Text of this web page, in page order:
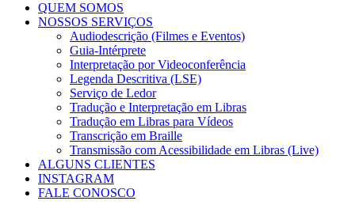
QUEM SOMOS
NOSSOS SERVIÇOS
Audiodescrição (Filmes e Eventos)
Guia-Intérprete
Interpretação por Videoconferência
Legenda Descritiva (LSE)
Serviço de Ledor
Tradução e Interpretação em Libras
Tradução em Libras para Vídeos
Transcrição em Braille
Transmissão com Acessibilidade em Libras (Live)
ALGUNS CLIENTES
INSTAGRAM
FALE CONOSCO